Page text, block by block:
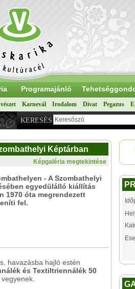
Programajánló
Karnevál Irodalom Divat Pegazus
KERESÉS
Képtárban
Képgaléria megtekintése
- A Szombathelyi
egyedülálló kiállítás
1970 óta megrendezett
fel.
havazásba hajló estén
és Textiltriennálék 50